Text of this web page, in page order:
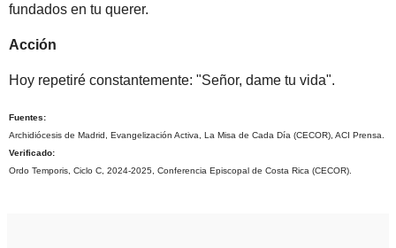
fundados en tu querer.
Acción
Hoy repetiré constantemente: "Señor, dame tu vida".
Fuentes:
Archidiócesis de Madrid, Evangelización Activa, La Misa de Cada Día (CECOR), ACI Prensa.
Verificado:
Ordo Temporis, Ciclo C, 2024-2025, Conferencia Episcopal de Costa Rica (CECOR).